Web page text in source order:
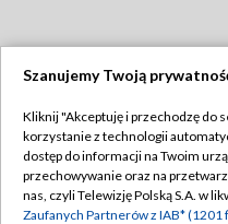
Abonament TVP
Emisja w TVP
Szanujemy Twoją
Kliknij "Akceptuję i przechodzę do
korzystanie z technologii
dostęp do informacji na Twoim
przechowywanie oraz na
nas, czyli Telewizję Polską S.A. w
Zaufanych Partnerów z IAB* (1201